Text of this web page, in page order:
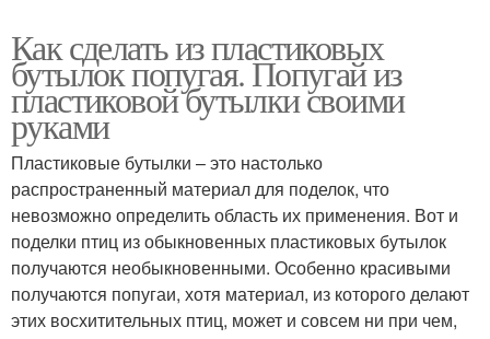
Как сделать из пластиковых
бутылок попугая. Попугай из
пластиковой бутылки своими
руками
Пластиковые бутылки – это настолько
распространенный материал для поделок, что
невозможно определить область их применения. Вот и
поделки птиц из обыкновенных пластиковых бутылок
получаются необыкновенными. Особенно красивыми
получаются попугаи, хотя материал, из которого делают
этих восхитительных птиц, может и совсем ни при чем,